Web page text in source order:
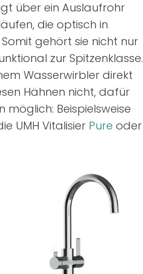
über ein Auslaufrohr
die optisch in
gehört sie nicht nur
zur Spitzenklasse.
Wasserwirbler direkt
Hähnen nicht, dafür
möglich: Beispielsweise
UMH Vitalisier Pure oder